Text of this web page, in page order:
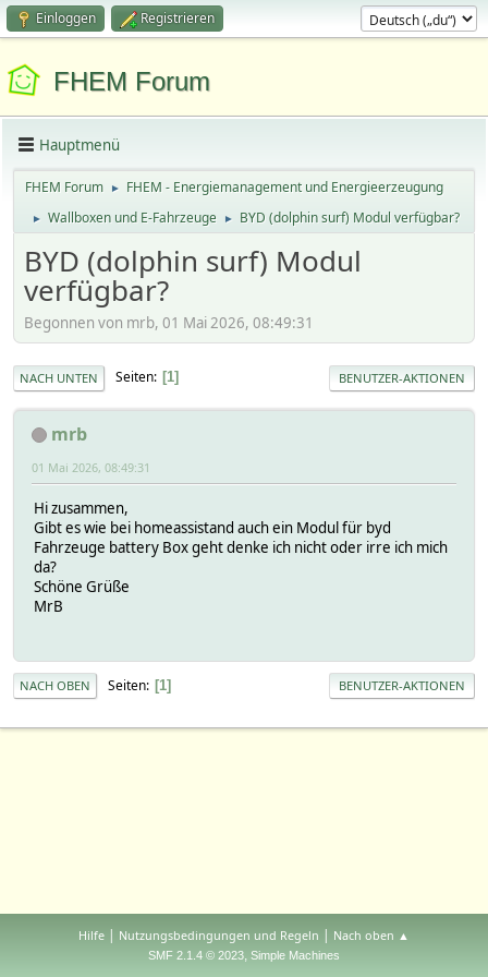
Einloggen Registrieren
FHEM Forum
Hauptmenü
FHEM Forum ► FHEM - Energiemanagement und Energieerzeugung
► Wallboxen und E-Fahrzeuge ► BYD (dolphin surf) Modul verfügbar?
BYD (dolphin surf) Modul
verfügbar?
Begonnen von mrb, 01 Mai 2026, 08:49:31
NACH UNTEN Seiten 1 BENUTZER-AKTIONEN
mrb
01 Mai 2026, 08:49:31
Hi zusammen,
Gibt es wie bei homeassistand auch ein Modul für byd
Fahrzeuge battery Box geht denke ich nicht oder irre ich mich
da?
Schöne Grüße
MrB
NACH OBEN Seiten 1 BENUTZER-AKTIONEN
Hilfe | Nutzungsbedingungen und Regeln | Nach oben ▲
SMF 2.1.4 © 2023, Simple Machines